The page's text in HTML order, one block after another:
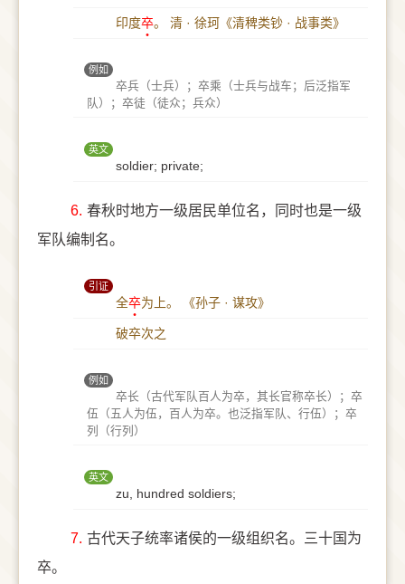
印度卒。 清 · 徐珂《清稗类钞 · 战事类》
例如
卒兵（士兵）；卒乘（士兵与战车；后泛指军
队）；卒徒（徒众；兵众）
英文
soldier; private;
6. 春秋时地方一级居民单位名，同时也是一级
军队编制名。
引证
全卒为上。 《孙子 · 谋攻》
破卒次之
例如
卒长（古代军队百人为卒，其长官称卒长）；卒
伍（五人为伍，百人为卒。也泛指军队、行伍）；卒
列（行列）
英文
zu, hundred soldiers;
7. 古代天子统率诸侯的一级组织名。三十国为
卒。